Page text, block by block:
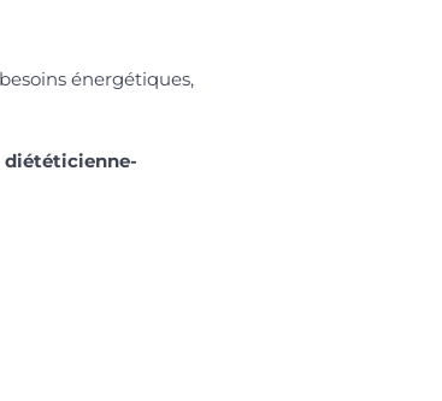
énergétiques,
diététicienne-